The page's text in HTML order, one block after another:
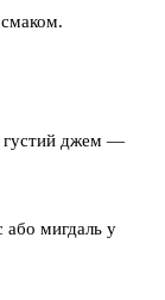
джем —
мигдаль у